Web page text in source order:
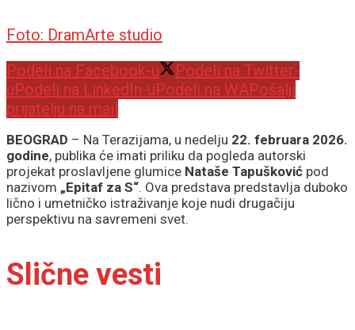
Foto: DramArte studio
Podeli na Facebook-u
Podeli na Twitter-
uPodeli na LinkedIn-uPodeli na WAPošalji
prijatelju na mail
BEOGRAD – Na Terazijama, u nedelju 22. februara 2026.
godine, publika će imati priliku da pogleda autorski
projekat proslavljene glumice Nataše Tapušković pod
nazivom „Epitaf za S“. Ova predstava predstavlja duboko
lično i umetničko istraživanje koje nudi drugačiju
perspektivu na savremeni svet.
Slične vesti